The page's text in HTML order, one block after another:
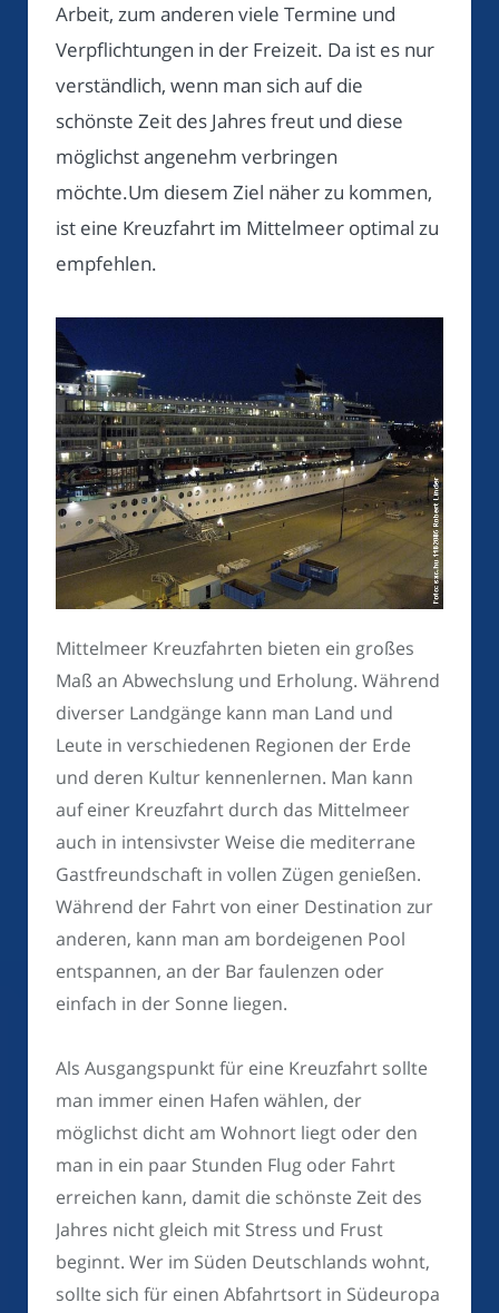
Arbeit, zum anderen viele Termine und
Verpflichtungen in der Freizeit. Da ist es nur
verständlich, wenn man sich auf die
schönste Zeit des Jahres freut und diese
möglichst angenehm verbringen
möchte.Um diesem Ziel näher zu kommen,
ist eine Kreuzfahrt im Mittelmeer optimal zu
empfehlen.
Mittelmeer Kreuzfahrten bieten ein großes
Maß an Abwechslung und Erholung. Während
diverser Landgänge kann man Land und
Leute in verschiedenen Regionen der Erde
und deren Kultur kennenlernen. Man kann
auf einer Kreuzfahrt durch das Mittelmeer
auch in intensivster Weise die mediterrane
Gastfreundschaft in vollen Zügen genießen.
Während der Fahrt von einer Destination zur
anderen, kann man am bordeigenen Pool
entspannen, an der Bar faulenzen oder
einfach in der Sonne liegen.
Als Ausgangspunkt für eine Kreuzfahrt sollte
man immer einen Hafen wählen, der
möglichst dicht am Wohnort liegt oder den
man in ein paar Stunden Flug oder Fahrt
erreichen kann, damit die schönste Zeit des
Jahres nicht gleich mit Stress und Frust
beginnt. Wer im Süden Deutschlands wohnt,
sollte sich für einen Abfahrtsort in Südeuropa